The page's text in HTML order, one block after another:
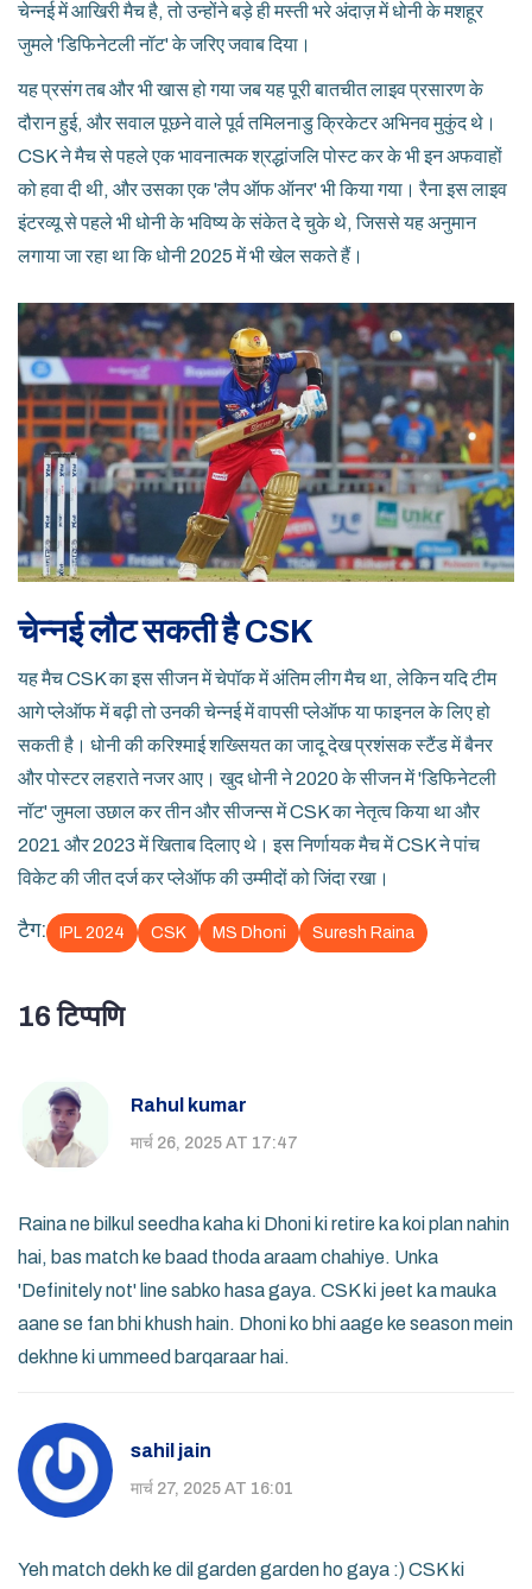
चेन्नई में आखिरी मैच है, तो उन्होंने बड़े ही मस्ती भरे अंदाज़ में धोनी के मशहूर
जुमले 'डिफिनेटली नॉट' के जरिए जवाब दिया।
यह प्रसंग तब और भी खास हो गया जब यह पूरी बातचीत लाइव प्रसारण के
दौरान हुई, और सवाल पूछने वाले पूर्व तमिलनाडु क्रिकेटर अभिनव मुकुंद थे।
CSK ने मैच से पहले एक भावनात्मक श्रद्धांजलि पोस्ट कर के भी इन अफवाहों
को हवा दी थी, और उसका एक 'लैप ऑफ ऑनर' भी किया गया। रैना इस लाइव
इंटरव्यू से पहले भी धोनी के भविष्य के संकेत दे चुके थे, जिससे यह अनुमान
लगाया जा रहा था कि धोनी 2025 में भी खेल सकते हैं।
चेन्नई लौट सकती है CSK
यह मैच CSK का इस सीजन में चेपॉक में अंतिम लीग मैच था, लेकिन यदि टीम
आगे प्लेऑफ में बढ़ी तो उनकी चेन्नई में वापसी प्लेऑफ या फाइनल के लिए हो
सकती है। धोनी की करिश्माई शख्सियत का जादू देख प्रशंसक स्टैंड में बैनर
और पोस्टर लहराते नजर आए। खुद धोनी ने 2020 के सीजन में 'डिफिनेटली
नॉट' जुमला उछाल कर तीन और सीजन्स में CSK का नेतृत्व किया था और
2021 और 2023 में खिताब दिलाए थे। इस निर्णायक मैच में CSK ने पांच
विकेट की जीत दर्ज कर प्लेऑफ की उम्मीदों को जिंदा रखा।
टैग: IPL 2024 CSK MS Dhoni Suresh Raina
16 टिप्पणि
Rahul kumar
मार्च 26, 2025 AT 17:47
Raina ne bilkul seedha kaha ki Dhoni ki retire ka koi plan nahin
hai, bas match ke baad thoda araam chahiye. Unka
'Definitely not' line sabko hasa gaya. CSK ki jeet ka mauka
aane se fan bhi khush hain. Dhoni ko bhi aage ke season mein
dekhne ki ummeed barqaraar hai.
sahil jain
मार्च 27, 2025 AT 16:01
Yeh match dekh ke dil garden garden ho gaya :) CSK ki